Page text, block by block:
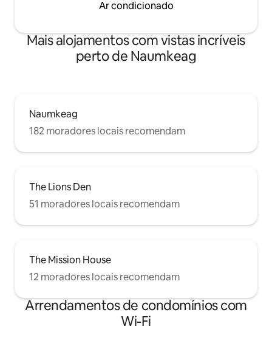
Ar condicionado
Mais alojamentos com vistas incríveis
perto de Naumkeag
Naumkeag
182 moradores locais recomendam
The Lions Den
51 moradores locais recomendam
The Mission House
12 moradores locais recomendam
Arrendamentos de condomínios com
Wi-Fi